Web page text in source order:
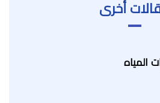
أخرى
المياه